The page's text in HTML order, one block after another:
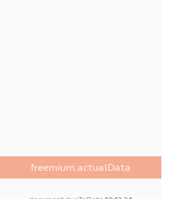
freemium.actualData